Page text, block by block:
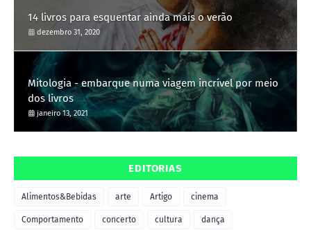
14 livros para esquentar ainda mais o verão
dezembro 31, 2020
Mitologia - embarque numa viagem incrível por meio
dos livros
janeiro 13, 2021
EDITORIAS
Alimentos&Bebidas arte Artigo cinema
Comportamento concerto cultura dança